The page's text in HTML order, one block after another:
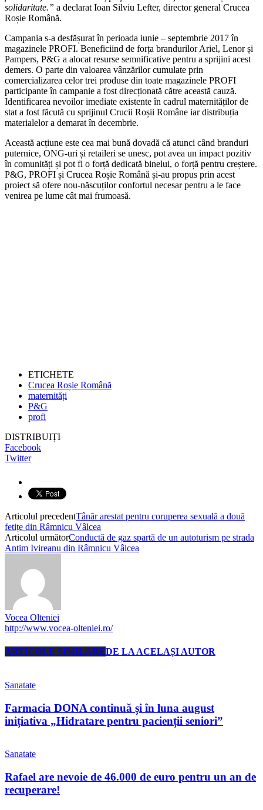
solidaritate.” a declarat Ioan Silviu Lefter, director general Crucea
Roșie Română.
Campania s-a desfășurat în perioada iunie – septembrie 2017 în
magazinele PROFI. Beneficiind de forța brandurilor Ariel, Lenor și
Pampers, P&G a alocat resurse semnificative pentru a sprijini acest
demers. O parte din valoarea vânzărilor cumulate prin
comercializarea celor trei produse din toate magazinele PROFI
participante în campanie a fost direcționată către această cauză.
Identificarea nevoilor imediate existente în cadrul maternităților de
stat a fost făcută cu sprijinul Crucii Roșii Române iar distribuția
materialelor a demarat în decembrie.
Această acțiune este cea mai bună dovadă că atunci când branduri
puternice, ONG-uri și retaileri se unesc, pot avea un impact pozitiv
în comunități și pot fi o forță dedicată binelui, o forță pentru creștere.
P&G, PROFI și Crucea Roșie Română și-au propus prin acest
proiect să ofere nou-născuților confortul necesar pentru a le face
venirea pe lume cât mai frumoasă.
ETICHETE
Crucea Roșie Română
maternități
P&G
profi
DISTRIBUIȚI
Facebook
Twitter
Articolul precedentTânăr arestat pentru coruperea sexuală a două
fetițe din Râmnicu Vâlcea
Articolul următorConductă de gaz spartă de un autoturism pe strada
Antim Ivireanu din Râmnicu Vâlcea
Vocea Olteniei
http://www.vocea-olteniei.ro/
ARTICOLE SIMILAREDE LA ACELAȘI AUTOR
Sanatate
Farmacia DONA continuă și în luna august
inițiativa „Hidratare pentru pacienții seniori”
Sanatate
Rafael are nevoie de 46.000 de euro pentru un an de
recuperare!